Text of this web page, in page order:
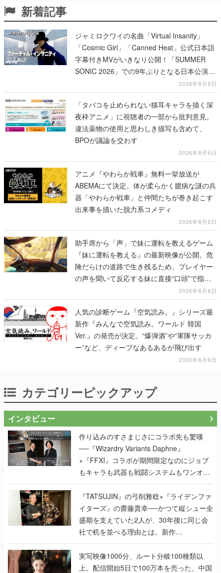
新着記事
ジャミロクワイの名曲「Virtual Insanity」
「Cosmic Girl」「Canned Heat」公式日本語
字幕付きMVがいきなり公開！「SUMMER
SONIC 2026」での9年ぶりとなる日本公演を
2026年8月6日
「タバコを止められない猫耳キャラを描く深
夜枠アニメ」に視聴者の一部から批判意見。
違法薬物の使用と思わしき描写も含めて、
BPOが議論を交わす
2026年8月6日
アニメ『やわらか戦車』無料一挙放送が
ABEMAにて決定。体が柔らかく臆病な謎の兵
器「やわらか戦車」と仲間たちが巻き起こす
出来事を描いた脱力系コメディ
2026年8月6日
助手席から「声」で妹に運転を教えるゲーム
『妹に運転を教える』の最新映像が公開。危
険だらけの道路で生き残るため、プレイヤー
の声を聞いて反応する妹に直接“口頭”で指示
2026年8月6日
人気の診断ゲーム『空気読み。』シリーズ最
新作『みんなで空気読み。ワールド 韓国
Ver.』の発売が決定。“爆弾酒”や“軍隊サッカ
ー”など、ディープなあるあるが飛び出す
2026年8月6日
カテゴリーピックアップ
インタビュー
作り込みのすさまじさにコラボ先も驚嘆
──『Wizardry Variants Daphne』
×『FFXI』コラボが期間限定なのにジョブ
もキャラも武器も戦闘システムもワンオフ
で作り込まれた理由を両ディレクターに聞
く
『TATSUJIN』の弓削雅稔×『ライデンファ
イターズ』の齋藤貴幸──かつて縦シュー全
盛期を支えていた2人が、30年後に同じ会
社で机を並べる理由とは。新作
『TATSUJIN EXTREME』で初タッグを組
んだレジェンド2人に訊く開発秘話
実写映像1000分、ルート分岐100種類以
上。配信開始5日で100万本を売った、中国